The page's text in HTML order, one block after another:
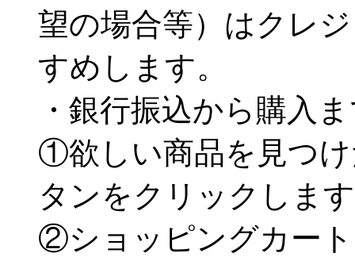
望の場合等）はクレ
すめします。
・銀行振込から購入
①欲しい商品を見つ
タンをクリックしま
②ショッピングカー